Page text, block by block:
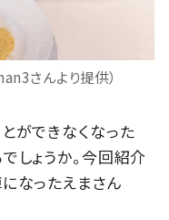
さんより提供）
ができなくなった
しょうか。今回紹介
なったえまさん